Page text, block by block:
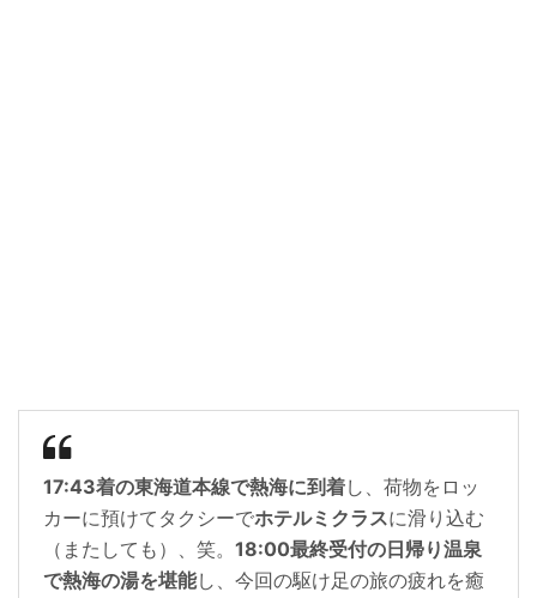
17:43着の東海道本線で熱海に到着し、荷物をロッ
カーに預けてタクシーでホテルミクラスに滑り込む
（またしても）、笑。 18:00最終受付の日帰り温泉
で熱海の湯を堪能し、今回の駆け足の旅の疲れを癒